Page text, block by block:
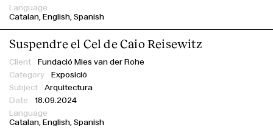
Garcés de Seta Bonet
h3o
Istituto Italiano di Cultura di Barcellona
Catalan English Spanish
Suspendre el Cel de Caio Reisewitz
Fundació Mies van der Rohe
Exposició
Arquitectura
18.09.2024
Catalan English Spanish